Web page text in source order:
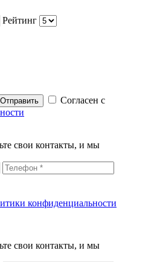
Рейтинг
Отправить
Согласен с
свои контакты, и мы
конфиденциальности
свои контакты, и мы